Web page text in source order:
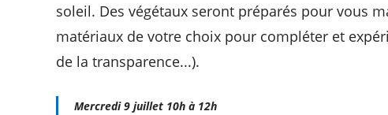
soleil. Des végétaux seront préparés pour vous
matériaux de votre choix pour compléter et
de la transparence...).
Mercredi 9 juillet 10h à 12h